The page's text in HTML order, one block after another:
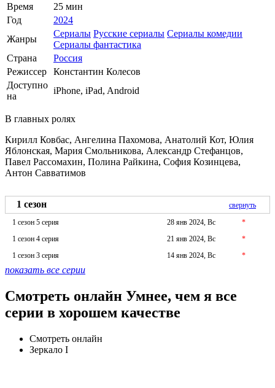
Время
25 мин
Год
2024
Жанры
Сериалы Русские сериалы Сериалы комедии
Сериалы фантастика
Страна
Россия
Режиссер
Константин Колесов
Доступно
на
iPhone, iPad, Android
В главных ролях
Кирилл Ковбас, Ангелина Пахомова, Анатолий Кот, Юлия
Яблонская, Мария Смольникова, Александр Стефанцов,
Павел Рассомахин, Полина Райкина, София Козинцева,
Антон Савватимов
1 сезон
свернуть
1 сезон 5 серия
28 янв 2024, Вс
*
1 сезон 4 серия
21 янв 2024, Вс
*
1 сезон 3 серия
14 янв 2024, Вс *
показать все серии
Смотреть онлайн Умнее, чем я все
серии в хорошем качестве
Смотреть онлайн
Зеркало I